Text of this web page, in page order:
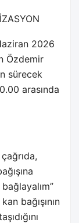
2026
Özdemir
sürecek
arasında
bağışının